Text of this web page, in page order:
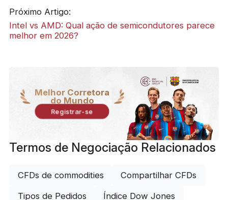
Próximo Artigo:
Intel vs AMD: Qual ação de semicondutores parece
melhor em 2026?
Melhor Corretora
do Mundo
Registrar-se
Termos de Negociação Relacionados
CFDs de commodities Compartilhar CFDs
Tipos de Pedidos Índice Dow Jones